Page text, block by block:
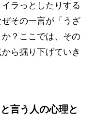
ラっとしたりする
その一言が「うざ
？ここでは、その
ら掘り下げていき
言う人の心理と